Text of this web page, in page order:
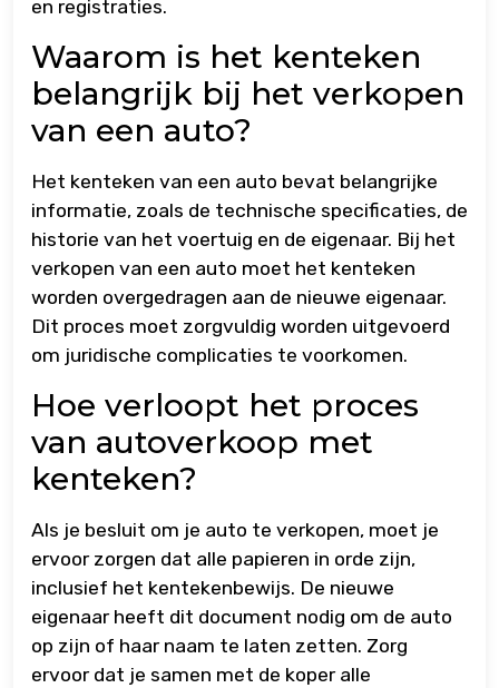
en registraties.
Waarom is het kenteken
belangrijk bij het verkopen
van een auto?
Het kenteken van een auto bevat belangrijke
informatie, zoals de technische specificaties, de
historie van het voertuig en de eigenaar. Bij het
verkopen van een auto moet het kenteken
worden overgedragen aan de nieuwe eigenaar.
Dit proces moet zorgvuldig worden uitgevoerd
om juridische complicaties te voorkomen.
Hoe verloopt het proces
van autoverkoop met
kenteken?
Als je besluit om je auto te verkopen, moet je
ervoor zorgen dat alle papieren in orde zijn,
inclusief het kentekenbewijs. De nieuwe
eigenaar heeft dit document nodig om de auto
op zijn of haar naam te laten zetten. Zorg
ervoor dat je samen met de koper alle